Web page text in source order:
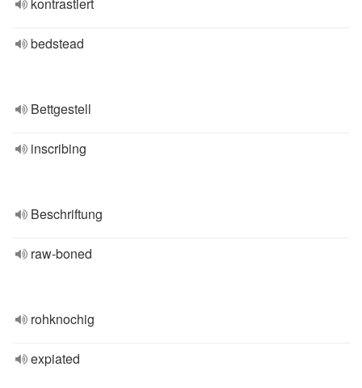
bedstead
Bettgestell
inscribing
Beschriftung
raw-boned
rohknochig
expiated